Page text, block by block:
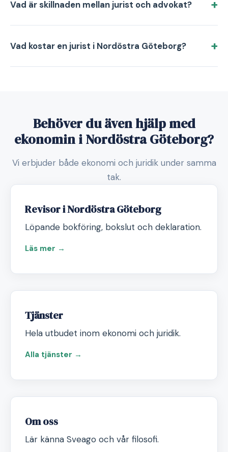
Vad är skillnaden mellan jurist och advokat?
Vad kostar en jurist i Nordöstra Göteborg?
Behöver du även hjälp med
ekonomin i Nordöstra Göteborg?
Vi erbjuder både ekonomi och juridik under samma
tak.
Revisor i Nordöstra Göteborg
Löpande bokföring, bokslut och deklaration.
Läs mer →
Tjänster
Hela utbudet inom ekonomi och juridik.
Alla tjänster →
Om oss
Lär känna Sveago och vår filosofi.